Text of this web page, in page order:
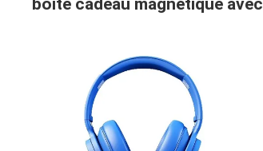
boîte cadeau magnétique